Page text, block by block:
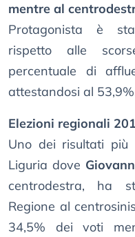
mentre al
Protagonista è
rispetto alle
percentuale di
attestandosi al
Elezioni regionali
Uno dei risultati più
Liguria dove
centrodestra, ha
Regione al
34,5% dei voti